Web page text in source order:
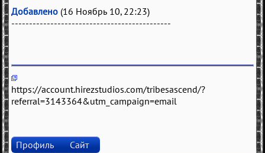
Добавлено (16 Ноябрь 10, 22:23)
---------------------------------------------
https://account.hirezstudios.com/tribesascend/?
referral=3143364&utm_campaign=email
Профиль Сайт